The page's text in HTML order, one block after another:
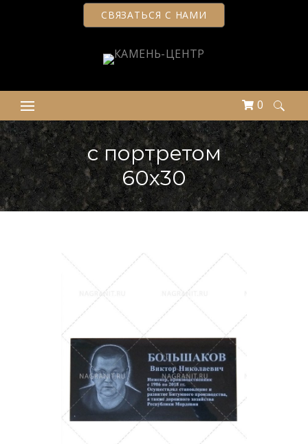
СВЯЗАТЬСЯ С НАМИ
0
Найти:
с портретом
60х30